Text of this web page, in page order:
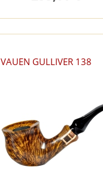
VAUEN GULLIVER 138